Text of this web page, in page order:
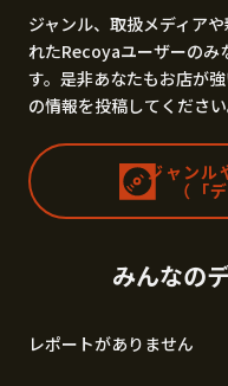
ジャンル、取扱メディア
れたRecoyaユーザーのみ
す。是非あなたもお店が
の情報を投稿してください
ジャンル
（「
みんなの
レポートがありません